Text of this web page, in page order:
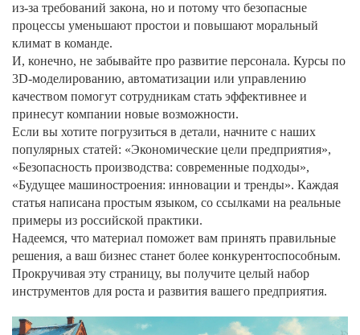
из‑за требований закона, но и потому что безопасные
процессы уменьшают простои и повышают моральный
климат в команде.
И, конечно, не забывайте про развитие персонала. Курсы по
3D‑моделированию, автоматизации или управлению
качеством помогут сотрудникам стать эффективнее и
принесут компании новые возможности.
Если вы хотите погрузиться в детали, начните с наших
популярных статей: «Экономические цели предприятия»,
«Безопасность производства: современные подходы»,
«Будущее машиностроения: инновации и тренды». Каждая
статья написана простым языком, со ссылками на реальные
примеры из российской практики.
Надеемся, что материал поможет вам принять правильные
решения, а ваш бизнес станет более конкурентоспособным.
Прокручивая эту страницу, вы получите целый набор
инструментов для роста и развития вашего предприятия.